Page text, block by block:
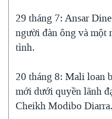
29 tháng 7: Ansar
người đàn ông và một
tình.
20 tháng 8: Mali loan
mới dưới quyền lãnh
Cheikh Modibo Diarra.